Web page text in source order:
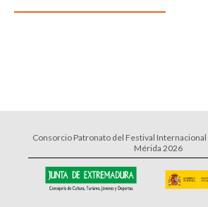
Consorcio Patronato del Festival Internacional
Mérida 2026